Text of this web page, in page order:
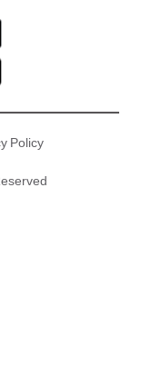
Policy